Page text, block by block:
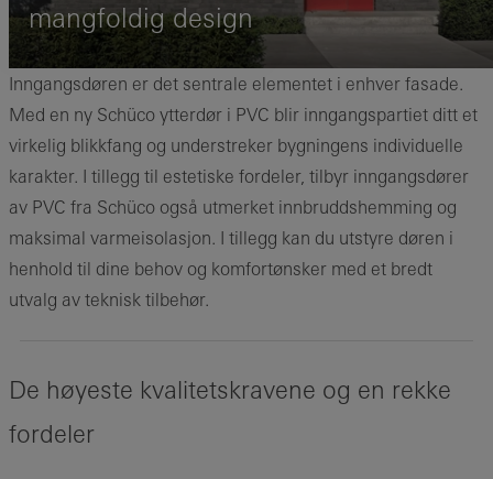
mangfoldig design
Inngangsdøren er det sentrale elementet i enhver fasade.
Med en ny Schüco ytterdør i PVC blir inngangspartiet ditt et
virkelig blikkfang og understreker bygningens individuelle
karakter. I tillegg til estetiske fordeler, tilbyr inngangsdører
av PVC fra Schüco også utmerket innbruddshemming og
maksimal varmeisolasjon. I tillegg kan du utstyre døren i
henhold til dine behov og komfortønsker med et bredt
utvalg av teknisk tilbehør.
De høyeste kvalitetskravene og en rekke
fordeler